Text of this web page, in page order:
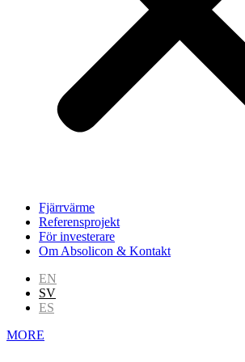
Fjärrvärme
Referensprojekt
För investerare
Om Absolicon & Kontakt
EN
SV
ES
MORE